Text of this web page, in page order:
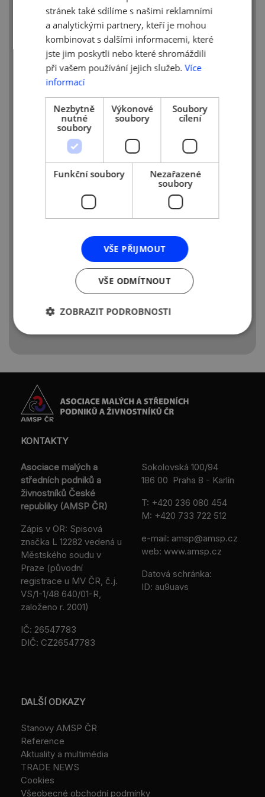
Kromě vítězství v grantovém programu
Nastartujte se především to, že se naše
produkty lidem líbí.
Jaké jsou Vaše plány
do budoucna?
Hlavní cíl je nyní pokusit se pro naši
značku získat stabilní místo na trhu,
případně rozšířit aktivity v rámci oboru.
Jelikož ještě dokončuji studium na VŠE
a kolega ŠAVŠ, tak též dokončení vysoké
školy.
Čeho byste se na základě
vlastních zkušeností již
vyvaroval?
Ne vždy to jde, ale především všem
složitostem, ať už jde o vývoj jakéhokoliv
produktu nebo jednání kterékoli úrovně.
V jednoduchosti je krása a zde platí
i úspora času a peněz.
KONTAKTY
Asociace malých a
středních podniků a
živnostníků České
republiky (AMSP ČR)
Zápis v OR: Spisová
značka L 12282 vedená u
Městského soudu v
Praze (původní
registrace u MV ČR, č.j.
VS/1-1/48 640/01-R,
založeno r. 2001)
IČ: 26547783
DIČ: CZ26547783
Sokolovská 100/94
186 00 Praha 8 - Karlín
T: +420 236 080 454
M: +420 733 722 512
e-mail: amsp@amsp.cz
web: www.amsp.cz
Datová schránka:
ID: au9uavs
DALŠÍ ODKAZY
Stanovy AMSP ČR
Reference
Aktuality a multimédia
TRADE NEWS
Cookies
Všeobecné obchodní podmínky
stránek také sdílíme s našimi reklamními
a analytickými partnery, kteří je mohou
kombinovat s dalšími informacemi, které
jste jim poskytli nebo které shromáždili
při vašem používání jejich služeb. Více
informací
Nezbytně
nutné
soubory
Výkonové
soubory
Soubory
cílení
Funkční soubory
Nezařazené
soubory
VŠE PŘIJMOUT
VŠE ODMÍTNOUT
ZOBRAZIT PODROBNOSTI